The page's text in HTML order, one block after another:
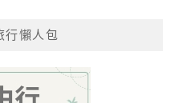
行懶人包